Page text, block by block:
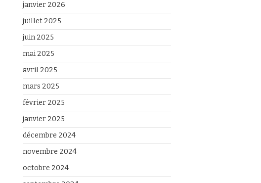
janvier 2026
juillet 2025
juin 2025
mai 2025
avril 2025
mars 2025
février 2025
janvier 2025
décembre 2024
novembre 2024
octobre 2024